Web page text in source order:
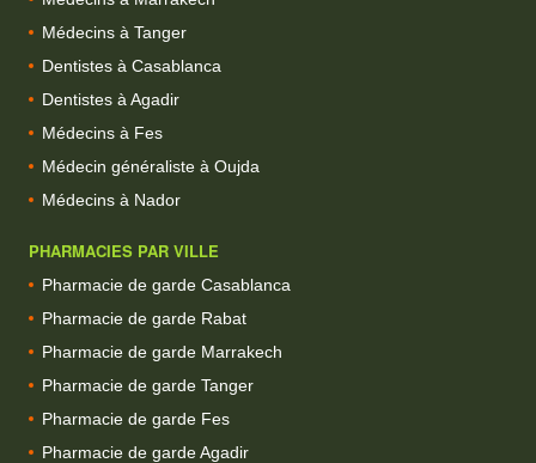
Médecins à Tanger
Dentistes à Casablanca
Dentistes à Agadir
Médecins à Fes
Médecin généraliste à Oujda
Médecins à Nador
PHARMACIES PAR VILLE
Pharmacie de garde Casablanca
Pharmacie de garde Rabat
Pharmacie de garde Marrakech
Pharmacie de garde Tanger
Pharmacie de garde Fes
Pharmacie de garde Agadir